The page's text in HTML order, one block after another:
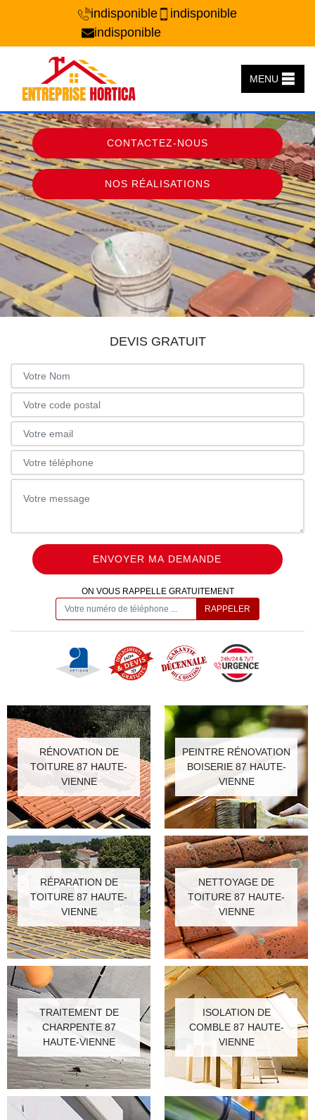
indisponible
indisponible
indisponible
MENU
CONTACTEZ-NOUS
NOS RÉALISATIONS
DEVIS GRATUIT
ON VOUS RAPPELLE GRATUITEMENT
RÉNOVATION DE
TOITURE 87 HAUTE-
VIENNE
PEINTRE RÉNOVATION
BOISERIE 87 HAUTE-
VIENNE
RÉPARATION DE
TOITURE 87 HAUTE-
VIENNE
NETTOYAGE DE
TOITURE 87 HAUTE-
VIENNE
TRAITEMENT DE
CHARPENTE 87
HAUTE-VIENNE
ISOLATION DE
COMBLE 87 HAUTE-
VIENNE